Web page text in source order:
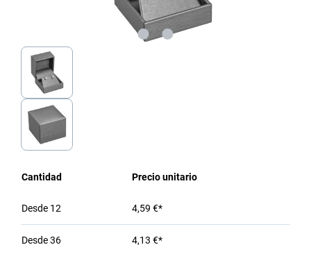
Cantidad Precio unitario
Desde 12 4,59 €*
Desde36 4,13 €*